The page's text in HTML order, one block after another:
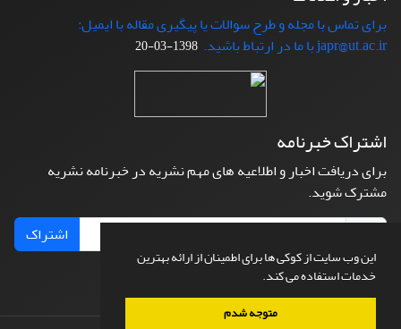
این وب سایت از کوکی ها برای اطمینان از ارائه بهترین
خدمات استفاده می کند.
متوجه شدم
برای تماس با مجله و طرح سوالات یا پیگیری مقاله با ایمیل:
japr@ut.ac.ir با ما در ارتباط باشید.
1398-03-20
اشتراک خبرنامه
برای دریافت اخبار و اطلاعیه های مهم نشریه در خبرنامه نشریه
مشترک شوید.
اشتراک